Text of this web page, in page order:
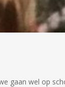
gaan wel op